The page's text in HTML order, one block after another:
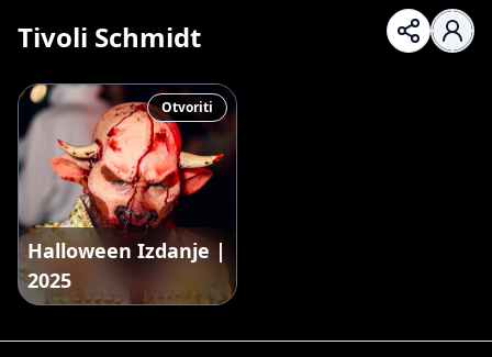
Tivoli Schmidt
Halloween Izdanje |
2025
Otvoriti